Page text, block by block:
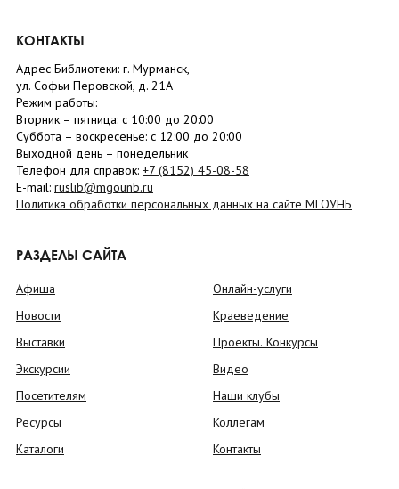
КОНТАКТЫ
Адрес Библиотеки: г. Мурманск,
ул. Софьи Перовской, д. 21А
Режим работы:
Вторник – пятница: с 10:00 до 20:00
Суббота – воскресенье: c 12:00 до 20:00
Выходной день – понедельник
Телефон для справок: +7 (8152) 45-08-58
E-mail: ruslib@mgounb.ru
Политика обработки персональных данных на сайте МГОУНБ
РАЗДЕЛЫ САЙТА
Афиша
Новости
Выставки
Экскурсии
Посетителям
Ресурсы
Каталоги
Онлайн-услуги
Краеведение
Проекты. Конкурсы
Видео
Наши клубы
Коллегам
Контакты